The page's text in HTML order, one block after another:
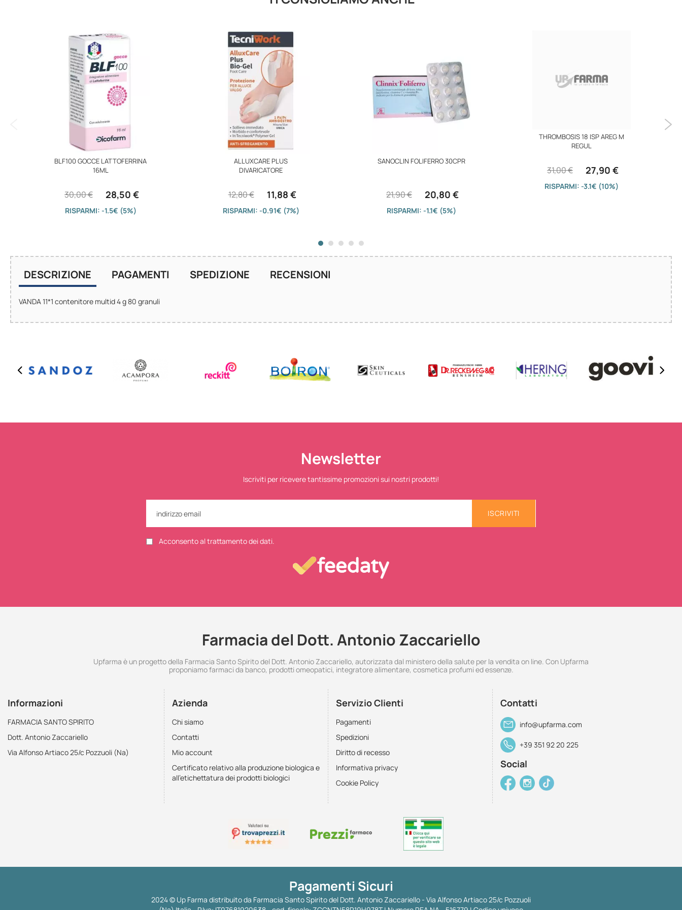
BLF100 GOCCE LATTOFERRINA
16ML
28,50 €
30,00 €
RISPARMI: -1.5€ (5%)
ALLUXCARE PLUS
DIVARICATORE
11,88 €
12,80 €
RISPARMI: -0.91€ (7%)
SANOCLIN FOLIFERRO 30CPR
20,80 €
21,90 €
RISPARMI: -1.1€ (5%)
THROMBOSIS 18 ISP AREG M
REGUL
27,90 €
31,00 €
RISPARMI: -3.1€ (10%)
DESCRIZIONE
VANDA 11*1 contenitore multid 4 g 80 granuli
PAGAMENTI SPEDIZIONE RECENSIONI
Newsletter
Iscriviti per ricevere tantissime promozioni sui nostri prodotti!
ISCRIVITI
Acconsento al trattamento dei dati.
Farmacia del Dott. Antonio Zaccariello
Upfarma è un progetto della Farmacia Santo Spirito del Dott. Antonio Zaccariello, autorizzata dal ministero della salute per la vendita on line. Con Upfarma
proponiamo farmaci da banco, prodotti omeopatici, integratore alimentare, cosmetica profumi ed essenze.
Informazioni
FARMACIA SANTO SPIRITO
Dott. Antonio Zaccariello
Via Alfonso Artiaco 25/c Pozzuoli (Na)
Azienda
Chi siamo
Contatti
Mio account
Certificato relativo alla produzione biologica e
all'etichettatura dei prodotti biologici
Servizio Clienti
Pagamenti
Spedizioni
Diritto di recesso
Informativa privacy
Cookie Policy
Contatti
info@upfarma.com
+39 351 92 20 225
Social
Pagamenti Sicuri
2024 © Up Farma distribuito da Farmacia Santo Spirito del Dott. Antonio Zaccariello - Via Alfonso Artiaco 25/c Pozzuoli